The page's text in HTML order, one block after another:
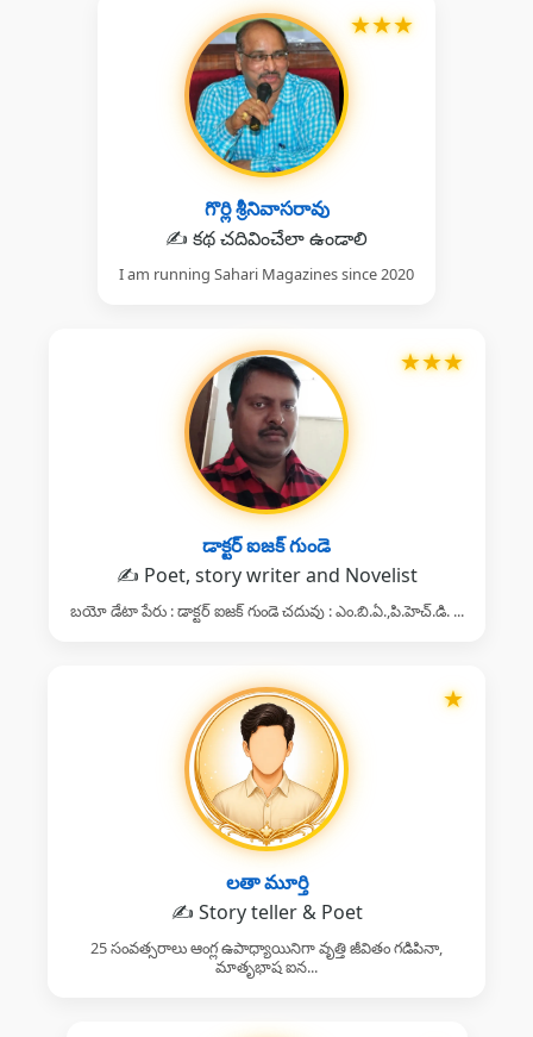
★★★
గొర్లి శ్రీనివాసరావు
✍️ కథ చదివించేలా ఉండాలి
I am running Sahari Magazines since 2020
★★★
డాక్టర్ ఐజక్ గుండె
✍️ Poet, story writer and Novelist
బయో డేటా పేరు : డాక్టర్ ఐజక్ గుండె చదువు : ఎం.బి.ఏ.,పి.హెచ్.డి. ...
★
లతా మూర్తి
✍️ Story teller & Poet
25 సంవత్సరాలు ఆంగ్ల ఉపాధ్యాయినిగా వృత్తి జీవితం గడిపినా,
మాతృభాష ఐన...